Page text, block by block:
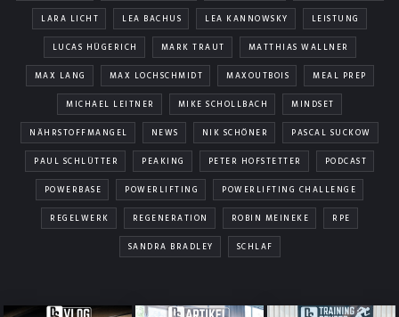
LARA LICHT LEA BACHUS LEA KANNOWSKY LEISTUNG
LUCAS HÜGERICH MARK TRAUT MATTHIAS WALLNER
MAX LANG MAX LOCHSCHMIDT MAXOUTBOIS MEAL PREP
MICHAEL LEITNER MIKE SCHOLLBACH MINDSET
NÄHRSTOFFMANGEL NEWS NIK SCHÖNER PASCAL SUCKOW
PAUL SCHLÜTTER PEAKING PETER HOFSTETTER PODCAST
POWERBASE POWERLIFTING POWERLIFTING CHALLENGE
REGELWERK REGENERATION ROBIN MEINEKE RPE
SANDRA BRADLEY SCHLAF